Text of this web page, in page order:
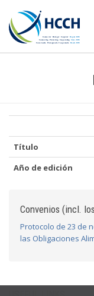
Título
Año de edición
Convenios (incl.
Protocolo de 23 de
las Obligaciones